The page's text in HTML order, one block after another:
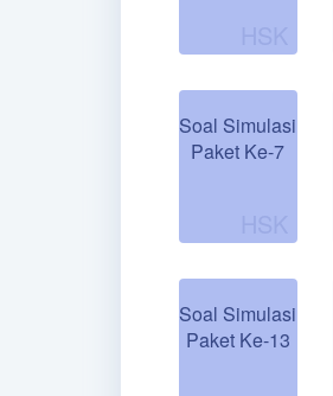
Soal Simulasi
Paket Ke-7
Soal Simulasi
Paket Ke-13